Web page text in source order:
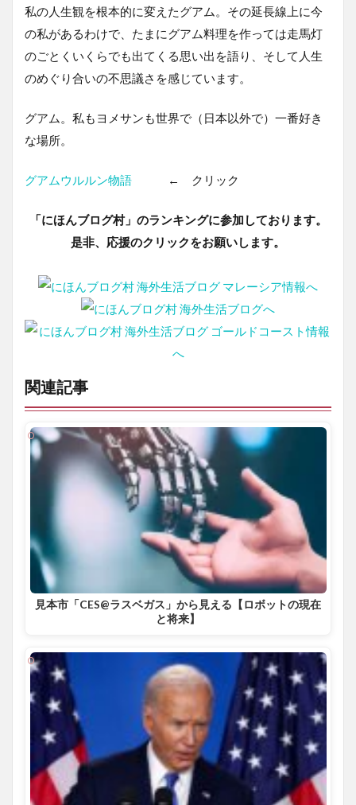
私の人生観を根本的に変えたグアム。その延長線上に今
の私があるわけで、たまにグアム料理を作っては走馬灯
のごとくいくらでも出てくる思い出を語り、そして人生
のめぐり合いの不思議さを感じています。
グアム。私もヨメサンも世界で（日本以外で）一番好き
な場所。
グアムウルルン物語 ← クリック
「にほんブログ村」のランキングに参加しております。
是非、応援のクリックをお願いします。
関連記事
見本市「CES@ラスベガス」から見える【ロボットの現在
と将来】